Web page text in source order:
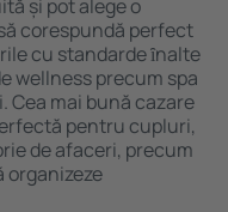
și pot alege o
corespundă perfect
cu standarde ȋnalte
wellness precum spa
mai bună cazare
pentru cupluri,
de afaceri, precum
organizeze